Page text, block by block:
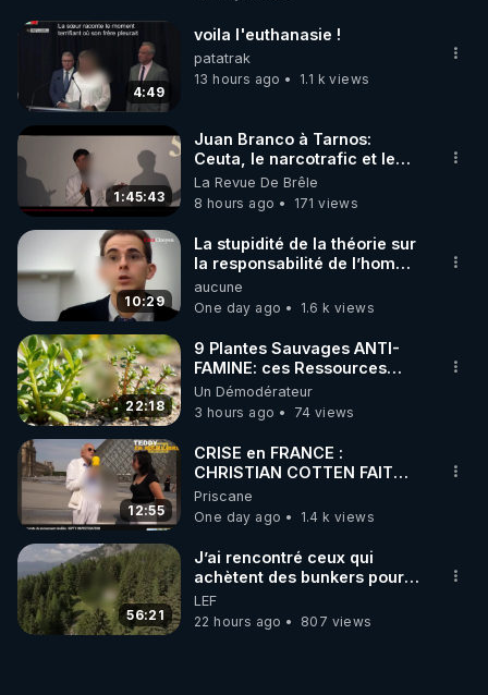
4:49
voila l'euthanasie !
patatrak
13 hours ago
1.1 k views
1:45:43
Juan Branco à Tarnos:
Ceuta, le narcotrafic et le
pouvoir en France
La Revue De Brêle
8 hours ago
171 views
10:29
La stupidité de la théorie sur
la responsabilité de l’homme
concernant le dioxyde de
carbone.
aucune
One day ago
1.6 k views
22:18
9 Plantes Sauvages ANTI-
FAMINE: ces Ressources
JARDIN&des Haies
Un Démodérateur
3 hours ago
74 views
12:55
CRISE en FRANCE :
CHRISTIAN COTTEN FAIT
une étrange découverte
Priscane
One day ago
1.4 k views
56:21
J’ai rencontré ceux qui
achètent des bunkers pour
survivre à la fin du monde
LEF
22 hours ago
807 views